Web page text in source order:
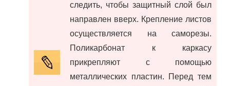
следить, чтобы защитный слой был
направлен вверх. Крепление листов
осуществляется на саморезы.
Поликарбонат к каркасу
прикрепляют с помощью
металлических пластин. Перед тем